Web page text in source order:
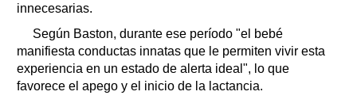
innecesarias.
Según Baston, durante ese período "el bebé
manifiesta conductas innatas que le permiten vivir esta
experiencia en un estado de alerta ideal", lo que
favorece el apego y el inicio de la lactancia.